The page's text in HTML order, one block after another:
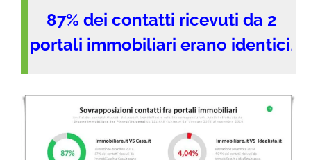
87% dei contatti ricevuti da 2
portali immobiliari erano identici.